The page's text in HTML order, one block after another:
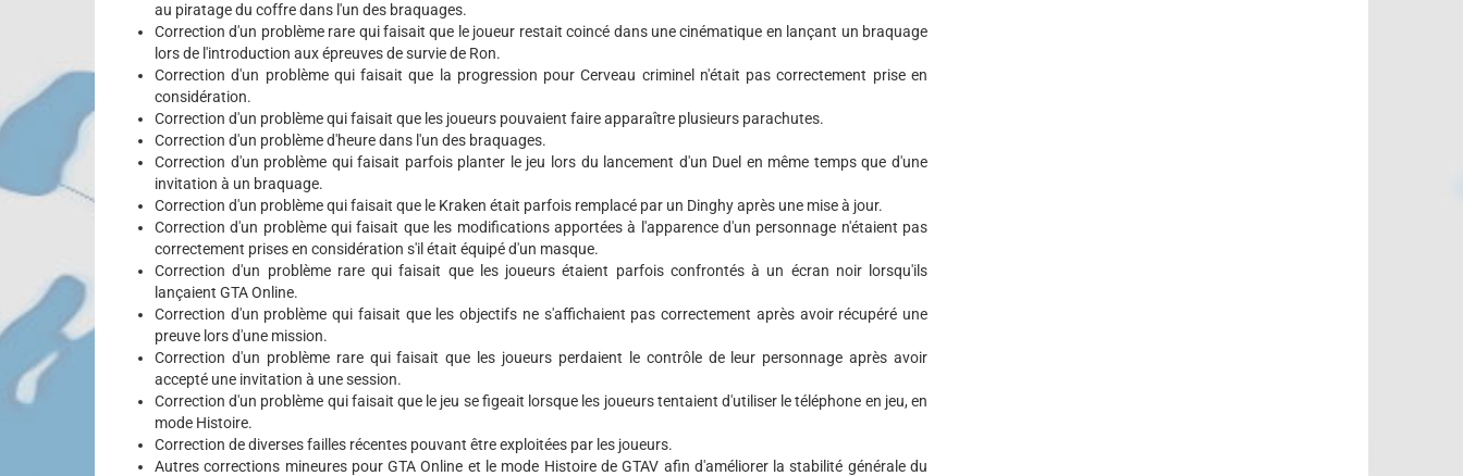
au piratage du coffre dans l'un des braquages.
Correction d'un problème rare qui faisait que le joueur restait coincé dans une cinématique en lançant un braquage
lors de l'introduction aux épreuves de survie de Ron.
Correction d'un problème qui faisait que la progression pour Cerveau criminel n'était pas correctement prise en
considération.
Correction d'un problème qui faisait que les joueurs pouvaient faire apparaître plusieurs parachutes.
Correction d'un problème d'heure dans l'un des braquages.
Correction d'un problème qui faisait parfois planter le jeu lors du lancement d'un Duel en même temps que d'une
invitation à un braquage.
Correction d'un problème qui faisait que le Kraken était parfois remplacé par un Dinghy après une mise à jour.
Correction d'un problème qui faisait que les modifications apportées à l'apparence d'un personnage n'étaient pas
correctement prises en considération s'il était équipé d'un masque.
Correction d'un problème rare qui faisait que les joueurs étaient parfois confrontés à un écran noir lorsqu'ils
lançaient GTA Online.
Correction d'un problème qui faisait que les objectifs ne s'affichaient pas correctement après avoir récupéré une
preuve lors d'une mission.
Correction d'un problème rare qui faisait que les joueurs perdaient le contrôle de leur personnage après avoir
accepté une invitation à une session.
Correction d'un problème qui faisait que le jeu se figeait lorsque les joueurs tentaient d'utiliser le téléphone en jeu, en
mode Histoire.
Correction de diverses failles récentes pouvant être exploitées par les joueurs.
Autres corrections mineures pour GTA Online et le mode Histoire de GTAV afin d'améliorer la stabilité générale du